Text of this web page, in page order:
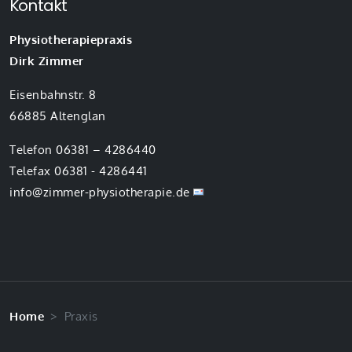
Kontakt
Physiotherapiepraxis
Dirk Zimmer
Eisenbahnstr. 8
66885 Altenglan
Telefon 06381 – 4286440
Telefax 06381 - 4286441
info@zimmer-physiotherapie.de
Home Praxis